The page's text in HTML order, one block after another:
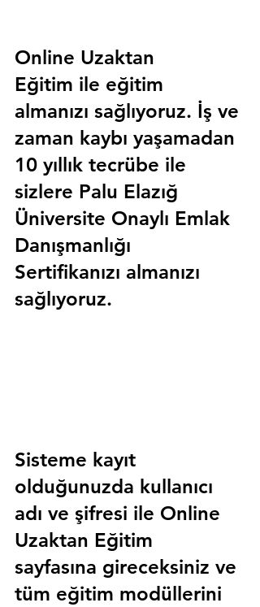
Online Uzaktan
Eğitim ile eğitim
almanızı sağlıyoruz. İş ve
zaman kaybı yaşamadan
10 yıllık tecrübe ile
sizlere Palu Elazığ
Üniversite Onaylı Emlak
Danışmanlığı
Sertifikanızı almanızı
sağlıyoruz.
Sisteme kayıt
olduğunuzda kullanıcı
adı ve şifresi ile Online
Uzaktan Eğitim
sayfasına gireceksiniz ve
tüm eğitim modüllerini